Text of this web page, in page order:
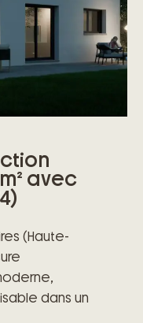
avec
(Haute-
dans un